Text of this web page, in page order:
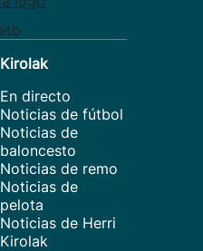
Kirolak
En directo
Noticias de fútbol
Noticias de
baloncesto
Noticias de remo
Noticias de
pelota
Noticias de Herri
Kirolak